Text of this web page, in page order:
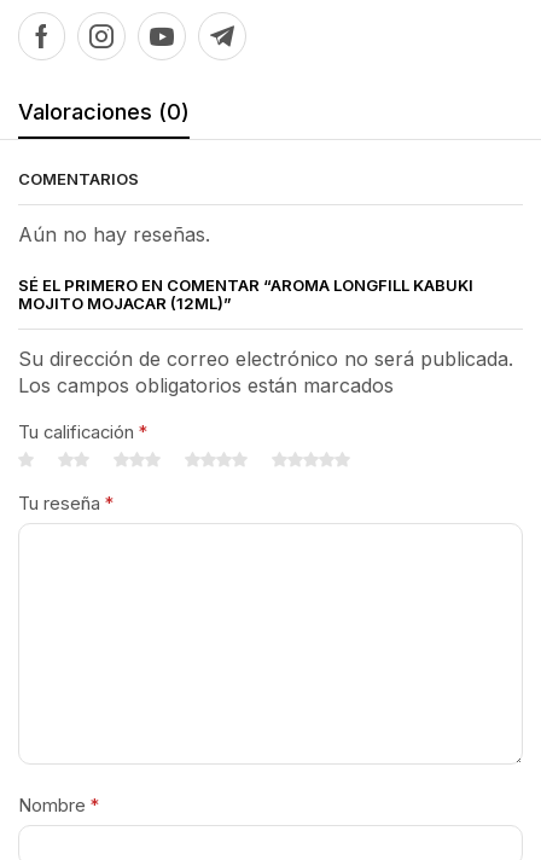
Valoraciones (0)
COMENTARIOS
Aún no hay reseñas.
SÉ EL PRIMERO EN COMENTAR “AROMA LONGFILL KABUKI
MOJITO MOJACAR (12ML)”
Su dirección de correo electrónico no será publicada.
Los campos obligatorios están marcados
Tu calificación *
Tu reseña *
Nombre *